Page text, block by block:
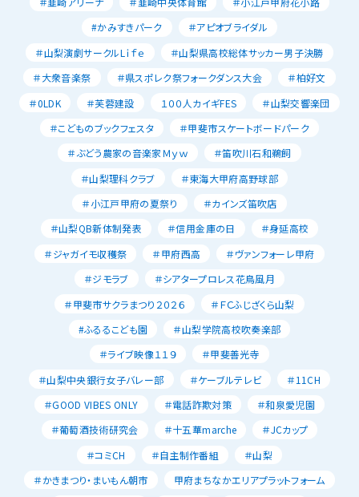
#かみすきパーク
＃アピオブライダル
＃山梨演劇サークルLｉｆｅ
＃山梨県高校総体サッカー男子決勝
＃大衆音楽祭
＃県スポレク祭フォークダンス大会
＃柏好文
＃0LDK
＃芙蓉建設 １００人カイギFES
＃山梨交響楽団
＃こどものブックフェスタ
＃甲斐市スケートボードパーク
＃ぶどう農家の音楽家Ｍｙｗ
＃笛吹川石和鵜飼
＃山梨理科クラブ
＃東海大甲府高野球部
＃小江戸甲府の夏祭り
＃カインズ笛吹店
＃山梨QB新体制発表
＃信用金庫の日
＃身延高校
＃ジャガイモ収穫祭
＃甲府西高
＃ヴァンフォーレ甲府
＃ジモラブ
＃シアタープロレス花鳥風月
＃甲斐市サクラまつり２０２６
＃ＦＣふじざくら山梨
#ふるるこども園
＃山梨学院高校吹奏楽部
＃ライブ映像１１９
＃甲斐善光寺
＃山梨中央銀行女子バレー部
＃ケーブルテレビ
＃11CH
＃GOOD VIBES ONLY
＃電話詐欺対策
＃和泉愛児園
＃葡萄酒技術研究会
＃十五華marche
＃JCカップ
＃コミCH
＃自主制作番組
＃山梨
＃かきまつり・まいもん朝市
甲府まちなかエリアプラットフォーム